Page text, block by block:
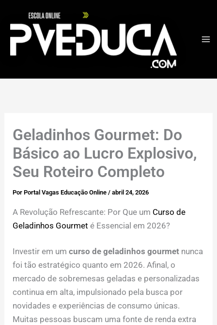
Geladinhos Gourmet: Do
Básico ao Lucro Explosivo,
Seu Roteiro Completo
PorPortal Vagas Educação Online/abril 24, 2026
A Revolução Refrescante: Por Que um Curso de
Geladinhos Gourmet é Essencial em 2026?
Investir em umcurso de geladinhos gourmet nunca
foi tão estratégico quanto em 2026. Afinal, o
mercado de sobremesas geladas e personalizadas
continua em alta, impulsionado pela busca por
novidades e experiências de consumo únicas.
Muitas pessoas buscam uma fonte de renda extra